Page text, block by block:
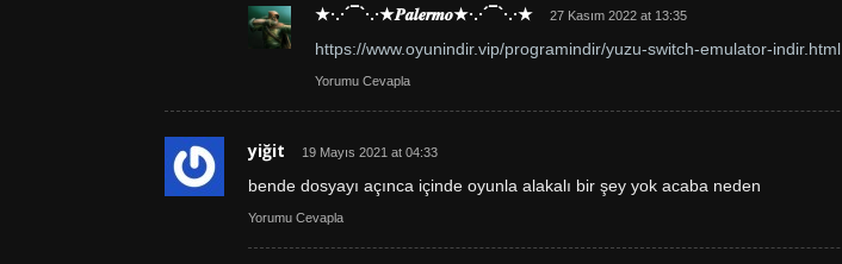
★·.·´¯`·.·★𝑷𝒂𝒍𝒆𝒓𝒎𝒐★·.·´¯`·.·★ 27 Kasım 2022 at 13:35
https://www.oyunindir.vip/programindir/yuzu-switch-emulator-indir.html
Yorumu Cevapla
yiğit 19 Mayıs 2021 at 04:33
bende dosyayı açınca içinde oyunla alakalı bir şey yok acaba neden
Yorumu Cevapla